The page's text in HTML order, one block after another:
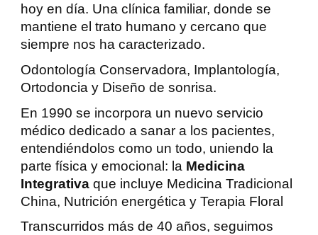
hoy en día. Una clínica familiar, donde se
mantiene el trato humano y cercano que
siempre nos ha caracterizado.
Odontología Conservadora, Implantología,
Ortodoncia y Diseño de sonrisa.
En 1990 se incorpora un nuevo servicio
médico dedicado a sanar a los pacientes,
entendiéndolos como un todo, uniendo la
parte física y emocional: la Medicina
Integrativa que incluye Medicina Tradicional
China, Nutrición energética y Terapia Floral
Transcurridos más de 40 años, seguimos